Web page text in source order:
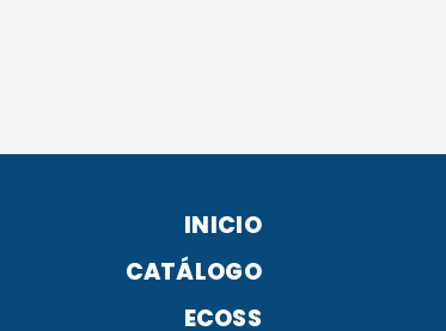
INICIO
CATÁLOGO
ECOSS